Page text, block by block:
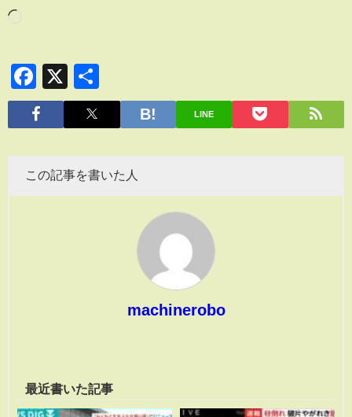
Facebook
X
有
LINE
この記事を書いた人
machinerobo
最近書いた記事